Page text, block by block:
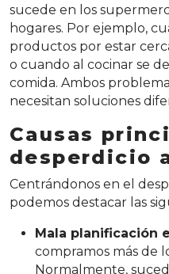
sucede en los
hogares. Por ejemplo,
productos por estar
o cuando al cocinar se
comida. Ambos
necesitan soluciones
Causas
desperdicio
Centrándonos en el
podemos destacar las
Mala planificación
compramos más de
Normalmente,